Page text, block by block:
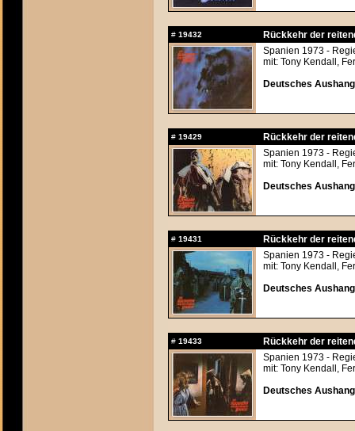
# 19432
Rückkehr der
Spanien 1973 -
mit: Tony Kendall,
Deutsches
# 19429
Rückkehr der
Spanien 1973 -
mit: Tony Kendall,
Deutsches
# 19431
Rückkehr der
Spanien 1973 -
mit: Tony Kendall,
Deutsches
# 19433
Rückkehr der
Spanien 1973 -
mit: Tony Kendall,
Deutsches